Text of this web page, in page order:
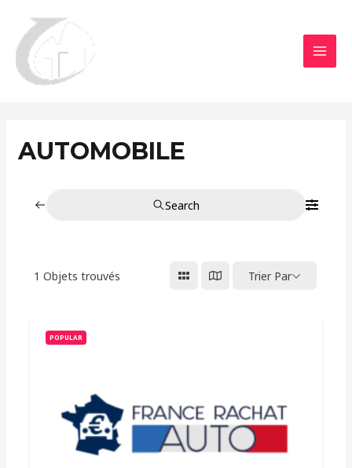
contenu
AUTOMOBILE
Search
1 Objets trouvés Trier Par
POPULAR